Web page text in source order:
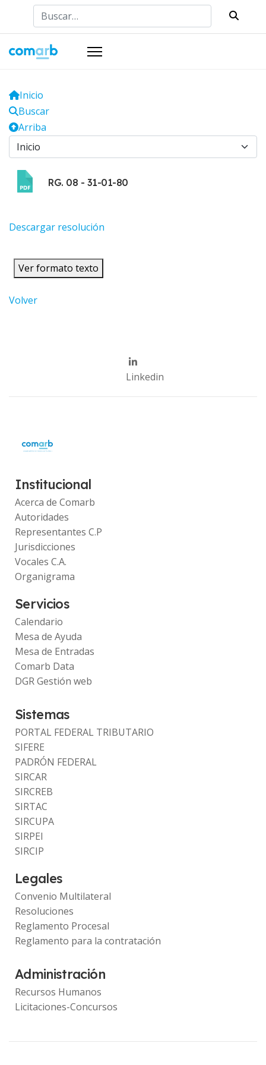
Buscar
Inicio
Buscar
Arriba
RG. 08 - 31-01-80
Descargar resolución
Ver formato texto
Volver
Linkedin
Institucional
Acerca de Comarb
Autoridades
Representantes C.P
Jurisdicciones
Vocales C.A.
Organigrama
Servicios
Calendario
Mesa de Ayuda
Mesa de Entradas
Comarb Data
DGR Gestión web
Sistemas
PORTAL FEDERAL TRIBUTARIO
SIFERE
PADRÓN FEDERAL
SIRCAR
SIRCREB
SIRTAC
SIRCUPA
SIRPEI
SIRCIP
Legales
Convenio Multilateral
Resoluciones
Reglamento Procesal
Reglamento para la contratación
Administración
Recursos Humanos
Licitaciones-Concursos